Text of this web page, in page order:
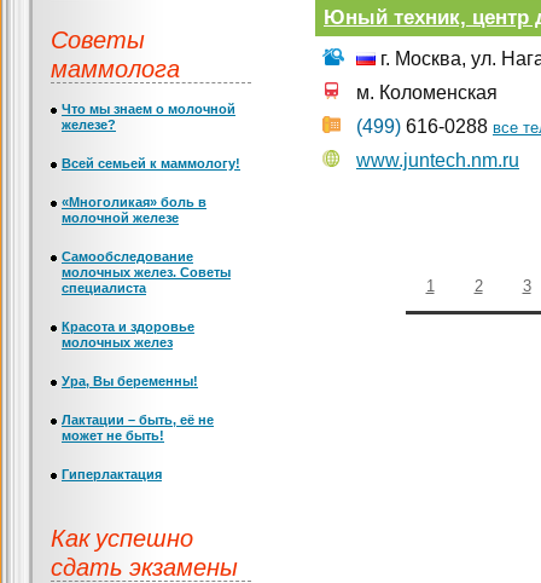
Юный техник, центр
г. Москва, ул.
м. Коломенская
(499) 616-0288 все
www.juntech.nm.ru
1 2 3
Советы
маммолога
Что мы знаем о молочной
железе?
Всей семьей к маммологу!
«Многоликая» боль в
молочной железе
Самообследование
молочных желез. Советы
специалиста
Красота и здоровье
молочных желез
Ура, Вы беременны!
Лактации – быть, её не
может не быть!
Гиперлактация
Как успешно
сдать экзамены